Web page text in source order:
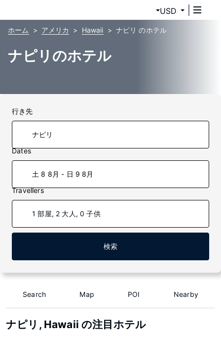
USD
ホーム アメリカ Hawaii ナピリ のホテル
ナピリのホテル
行き先
Dates
土 8 8月 - 日 9 8月
Travellers
1 部屋, 2 大人, 0 子供
検索
Search Map POI Nearby
ナピリ, Hawaii の注目ホテル